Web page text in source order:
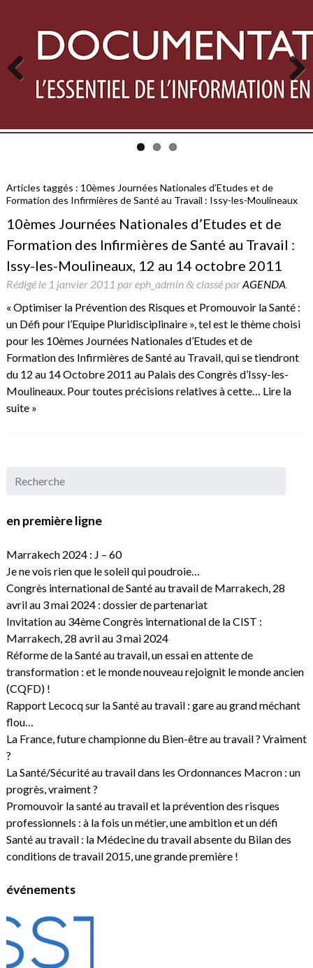
Previous Next
Articles taggés : 10èmes Journées Nationales d’Etudes et de
Formation des Infirmières de Santé au Travail : Issy-les-Moulineaux
10èmes Journées Nationales d’Etudes et de
Formation des Infirmières de Santé au Travail :
Issy-les-Moulineaux, 12 au 14 octobre 2011
Rédigé le 1 janvier 2011 pareph_admin &classé parAGENDA.
« Optimiser la Prévention des Risques et Promouvoir la Santé :
un Défi pour l’Equipe Pluridisciplinaire », tel est le thème choisi
pour les 10èmes Journées Nationales d’Etudes et de
Formation des Infirmières de Santé au Travail, qui se tiendront
du 12 au 14 Octobre 2011 au Palais des Congrès d’Issy-les-
Moulineaux. Pour toutes précisions relatives à cette… Lire la
suite »
en première ligne
Marrakech 2024 : J – 60
Je ne vois rien que le soleil qui poudroie…
Congrès international de Santé au travail de Marrakech, 28
avril au 3 mai 2024 : dossier de partenariat
Invitation au 34ème Congrès international de la CIST :
Marrakech, 28 avril au 3 mai 2024
Réforme de la Santé au travail, un essai en attente de
transformation : et le monde nouveau rejoignit le monde ancien
(CQFD) !
Rapport Lecocq sur la Santé au travail : gare au grand méchant
flou…
La France, future championne du Bien-être au travail ? Vraiment
?
La Santé/Sécurité au travail dans les Ordonnances Macron : un
progrès, vraiment ?
Promouvoir la santé au travail et la prévention des risques
professionnels : à la fois un métier, une ambition et un défi
Santé au travail : la Médecine du travail absente du Bilan des
conditions de travail 2015, une grande première !
événements